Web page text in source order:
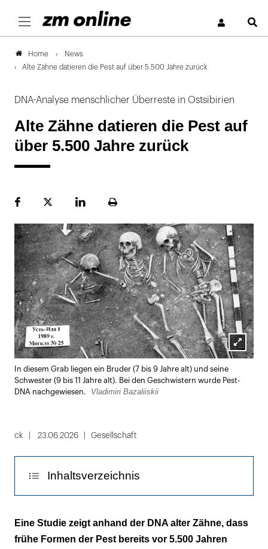
Home
News
Alte Zähne datieren die Pest auf über 5.500 Jahre zurück
DNA-Analyse menschlicher Überreste in Ostsibirien
Alte Zähne datieren die Pest auf
über 5.500 Jahre zurück
FacebookPlattformLinekdInSeite
Lightbox
In diesem Grab liegen ein Bruder (7 bis 9 Jahre alt) und seine
Schwester (9 bis 11 Jahre alt). Bei den Geschwistern wurde Pest-
DNA nachgewiesen.
Vladimiri Bazaliiskii
ck 23.06.2026 Gesellschaft
Inhaltsverzeichnis
In den Zähnen steckten unbekannte frühe
Peststämme
Eine Studie zeigt anhand der DNA alter Zähne, dass
frühe Formen der Pest bereits vor 5.500 Jahren